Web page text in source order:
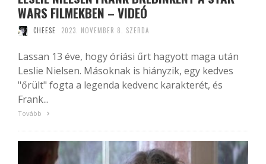
WARS FILMEKBEN – VIDEÓ
CHEESE 2023. NOVEMBER 8. SZERDA
Lassan 13 éve, hogy óriási űrt hagyott maga után
Leslie Nielsen. Másoknak is hiányzik, egy kedves
"őrült" fogta a legenda kedvenc karakterét, és
Frank...
Tovább